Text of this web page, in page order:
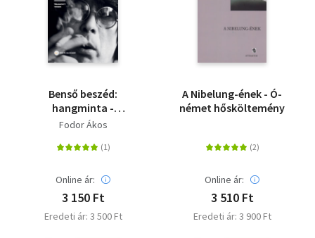
Benső beszéd:
hangminta -
Válogatott versek
Fodor Ákos
Online ár:
3 150 Ft
Eredeti ár: 3 500 Ft
A Nibelung-ének - Ó-
német hősköltemény
Online ár:
3 510 Ft
Eredeti ár: 3 900 Ft